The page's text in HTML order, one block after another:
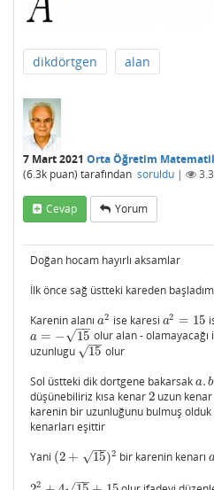
dikdörtgen alan
7 Mart 2021 Orta Öğretim
(6.3k puan) tarafından soruldu |
Cevap Yorum
Doğan hocam hayırlı aksamlar
İlk önce sağ üstteki kareden başladım
Karenin alanı a2
a2 ise karesi a2 = 15
a2 =15
a = − 15
−−
√
a=−15
olur alan -
uzunlugu
15
−−
√
15
olur
Sol üstteki dik dortgene bakarsak a. b
a.b=
düşünebiliriz kısa kenar2
2 uzun kenar
karenin bir uzunluğunu bulmuş
kenarları eşittir
Yani (2 + 15
−−
√ )2
(2+15 )2 bir karenin kenarı a
2 −−